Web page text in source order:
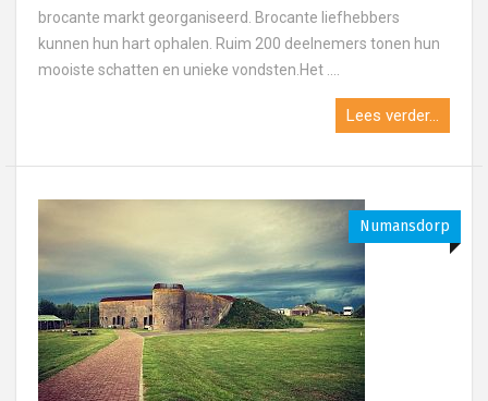
brocante markt georganiseerd. Brocante liefhebbers
kunnen hun hart ophalen. Ruim 200 deelnemers tonen hun
mooiste schatten en unieke vondsten.Het ....
Lees verder...
Numansdorp